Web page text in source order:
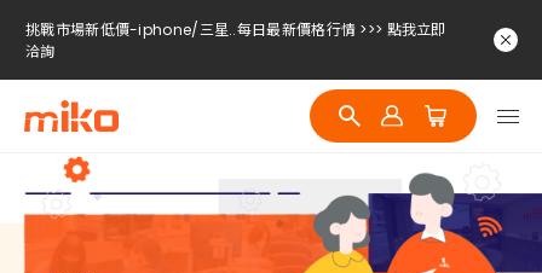
挑戰市場新低價-iphone/三星..每日最新價格行情 >>> 點我立即
洽詢
挑戰市場新低價-iphone/三星..每日最新價格行情 >>> 點我立即
洽詢
挑戰市場新低價-iphone/三星..每日最新價格行情 >>> 點我立即